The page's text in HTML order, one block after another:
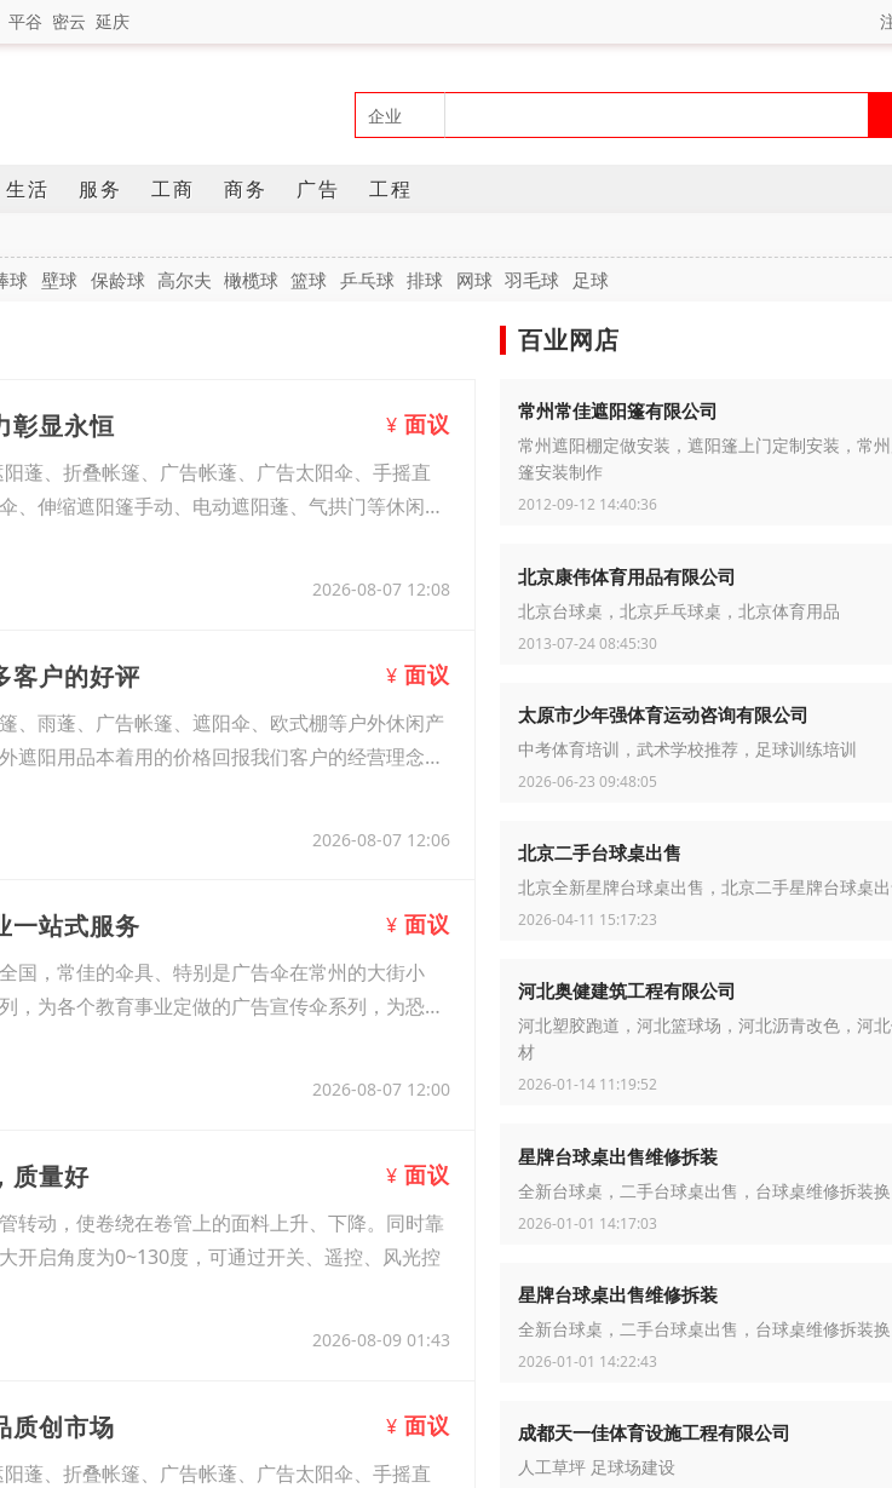
平谷 密云 延庆
生活 服务 工商 商务 广告 工程
球 壁球 保龄球 高尔夫 橄榄球 篮球 乒乓球 排球 网球 羽毛球 足球
彰显永恒 ¥ 面议
蓬、折叠帐篷、广告帐蓬、广告太阳伞、手摇直
、伸缩遮阳篷手动、电动遮阳蓬、气拱门等休闲用
2026-08-07 12:08
客户的好评 ¥ 面议
、雨蓬、广告帐篷、遮阳伞、欧式棚等户外休闲产
遮阳用品本着用的价格回报我们客户的经营理念和
2026-08-07 12:06
一站式服务 ¥ 面议
国，常佳的伞具、特别是广告伞在常州的大街小
，为各个教育事业定做的广告宣传伞系列，为恐龙
2026-08-07 12:00
质量好 ¥ 面议
转动，使卷绕在卷管上的面料上升、下降。同时靠
开启角度为0~130度，可通过开关、遥控、风光控
2026-08-09 01:43
质创市场 ¥ 面议
蓬、折叠帐篷、广告帐蓬、广告太阳伞、手摇直
百业网店
常州常佳遮阳篷有限公司
常州遮阳棚定做安装，遮阳篷上门定制安装，常
篷安装制作
2012-09-12 14:40:36
北京康伟体育用品有限公司
北京台球桌，北京乒乓球桌，北京体育用品
2013-07-24 08:45:30
太原市少年强体育运动咨询有限公司
中考体育培训，武术学校推荐，足球训练培训
2026-06-23 09:48:05
北京二手台球桌出售
北京全新星牌台球桌出售，北京二手星牌台球桌
2026-04-11 15:17:23
河北奥健建筑工程有限公司
河北塑胶跑道，河北篮球场，河北沥青改色，河
材
2026-01-14 11:19:52
星牌台球桌出售维修拆装
全新台球桌，二手台球桌出售，台球桌维修拆装
2026-01-01 14:17:03
星牌台球桌出售维修拆装
全新台球桌，二手台球桌出售，台球桌维修拆装
2026-01-01 14:22:43
成都天一佳体育设施工程有限公司
人工草坪 足球场建设